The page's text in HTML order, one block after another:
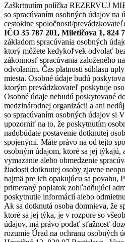
Zaškrtnutím políčka REZERVUJ
so spracúvaním osobných údajov na
cestokine spoločnosti/
IČO 35 787 201, Miletičova 1, 824
základom spracúvania osobných
ktorý môžete kedykoľvek odvolať
zákonnosť spracúvania založeného
odvolaním. Čas platnosti súhlasu
miesta. Osobné údaje budú
ktorým prevádzkovateľ poskytuje
Osobné údaje nebudú poskytované
medzinárodnej organizácii a ani
so spracúvaním osobných údajov si
upozorniť na to, že poskytnutím
nadobúdate postavenie dotknutej
spojenými. Máte právo na od tejto
osobným údajom, ktoré sa jej týkajú,
vymazanie alebo obmedzenie
žiadosti dotknutej osoby zjavne
najmä pre ich opakujúcu sa povahu,
primeraný poplatok zohľadňujúci
poskytnutie informácií alebo
Ak sa dotknutá osoba domnieva, že
ktoré sa jej týka, je v rozpore so
údajov, má právo podať sťažnosť
rozumie Úrad na ochranu osobných